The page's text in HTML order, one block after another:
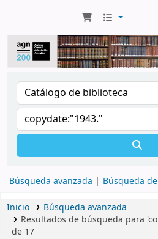
Búsqueda avanzada Búsqueda
Inicio
Búsqueda avanzada
Resultados de búsqueda para
de 17